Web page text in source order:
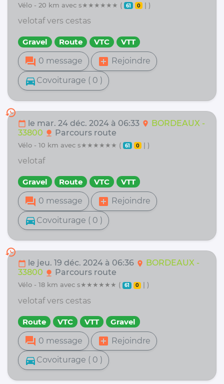
vélo - 20 km avec s★★★★★★ ( 61 0 | )
velotaf vers cestas
Gravel Route VTC VTT
forum 0 message add_box Rejoindre
directions_car Covoiturage ( 0 )
history
calendar_today le mar. 24 déc. 2024 à 06:33 location_on BORDEAUX -
33800 nature Parcours route
vélo - 10 km avec s★★★★★★ ( 61 0 | )
velotaf
Gravel Route VTC VTT
forum 0 message add_box Rejoindre
directions_car Covoiturage ( 0 )
history
calendar_today le jeu. 19 déc. 2024 à 06:36 location_on
BORDEAUX -
33800 nature Parcours route
vélo - 18 km avec s★★★★★★ ( 61 0 | )
velotaf vers cestas
Route VTC VTT Gravel
forum 0 message add_box Rejoindre
directions_car Covoiturage ( 0 )